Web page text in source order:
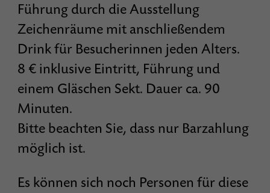
Führung durch die Ausstellung
Zeichenräume mit anschließendem
Drink für Besucherinnen jeden Alters.
8 € inklusive Eintritt, Führung und
einem Gläschen Sekt. Dauer ca. 90
Minuten.
Bitte beachten Sie, dass nur Barzahlung
möglich ist.
Es können sich noch Personen für diese